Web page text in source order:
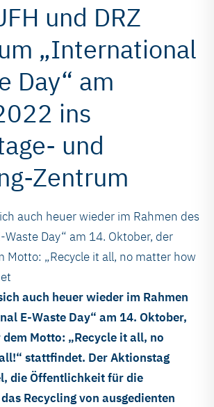
und DRZ
„International
Day“ am
ins
und
Zentrum
auch heuer wieder im Rahmen des
Day“ am 14. Oktober, der
Motto: „Recycle it all, no matter how
auch heuer wieder im Rahmen
E-Waste Day“ am 14. Oktober,
Motto: „Recycle it all, no
stattfindet. Der Aktionstag
die Öffentlichkeit für die
Recycling von ausgedienten